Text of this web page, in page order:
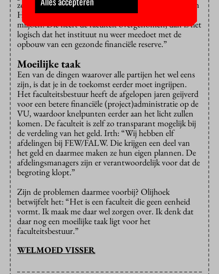
zo’n getal niet uit de context halen”, vindt vice-decaan
Hubertus Irth. “Het IvM had een schuld van 3
miljoen. Die heeft de faculteit overgenomen, dan is het
logisch dat het instituut nu weer meedoet met de
opbouw van een gezonde financiële reserve.”
Moeilijke taak
Een van de dingen waarover alle partijen het wel eens
zijn, is dat je in de toekomst eerder moet ingrijpen.
Het faculteitsbestuur heeft de afgelopen jaren geijverd
voor een betere financiële (project)administratie op de
VU, waardoor knelpunten eerder aan het licht zullen
komen. De faculteit is zelf zo transparant mogelijk bij
de verdeling van het geld. Irth: “Wij hebben elf
afdelingen bij FEW/FALW. Die krijgen een deel van
het geld en daarmee maken ze hun eigen plannen. De
afdelingsmanagers zijn er verantwoordelijk voor dat de
begroting klopt.”
Zijn de problemen daarmee voorbij? Olijhoek
betwijfelt het: “Het is een faculteit die geen eenheid
vormt. Ik maak me daar wel zorgen over. Ik denk dat
daar nog een moeilijke taak ligt voor het
faculteitsbestuur.”
WELMOED VISSER